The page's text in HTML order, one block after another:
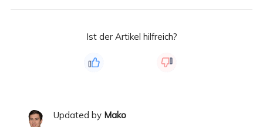
Ist der Artikel hilfreich?
Updated by Mako